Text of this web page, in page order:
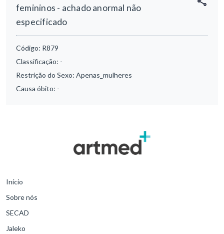
femininos - achado anormal não
especificado
Código: R879
Classificação: -
Restrição do Sexo: Apenas_mulheres
Causa óbito: -
Início
Sobre nós
SECAD
Jaleko